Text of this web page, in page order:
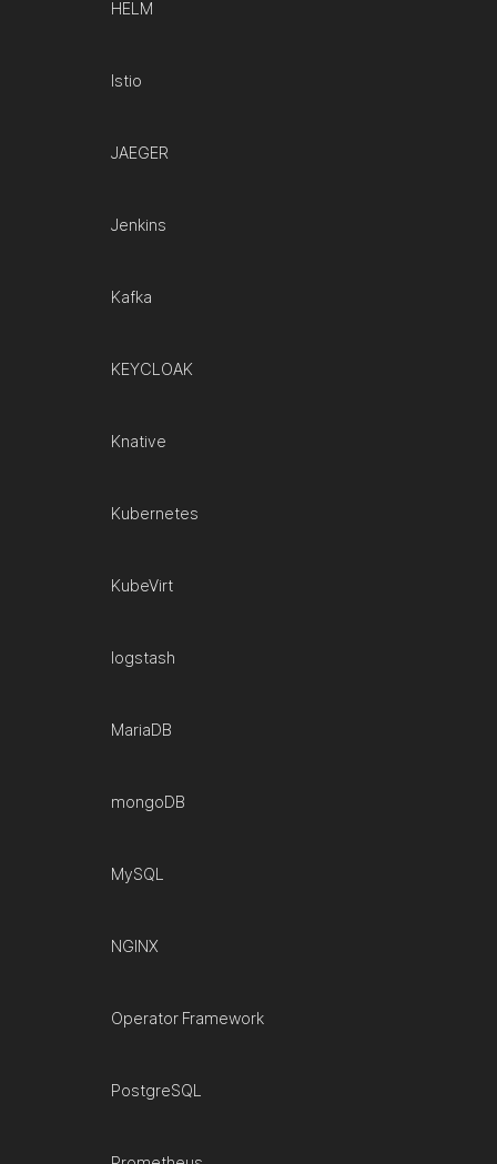
HELM
Istio
JAEGER
Jenkins
Kafka
KEYCLOAK
Knative
Kubernetes
KubeVirt
logstash
MariaDB
mongoDB
MySQL
NGINX
Operator Framework
PostgreSQL